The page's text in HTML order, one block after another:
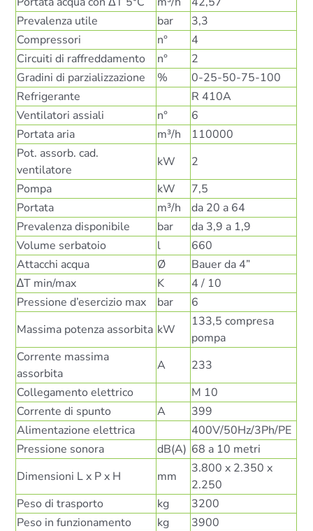
Prevalenza utile
bar
3,3
Compressori
n°
4
Circuiti di raffreddamento
n°
2
Gradini di parzializzazione
%
0-25-50-75-100
Refrigerante
R 410A
Ventilatori assiali
n°
6
Portata aria
m³/h
110000
Pot. assorb. cad.
ventilatore
kW
2
Pompa
kW
7,5
Portata
m³/h
da 20 a 64
Prevalenza disponibile
bar
da 3,9 a 1,9
Volume serbatoio
l
660
Attacchi acqua
Ø
Bauer da 4”
∆T min/max
K
4 / 10
Pressione d’esercizio max
bar
6
Massima potenza assorbita kW
133,5 compresa
pompa
Corrente massima
assorbita
A
233
Collegamento elettrico
M 10
Corrente di spunto
A
399
Alimentazione elettrica
400V/50Hz/3Ph/PE
Pressione sonora
dB(A) 68 a 10 metri
Dimensioni L x P x H
mm
3.800 x 2.350 x
2.250
Peso di trasporto
kg
3200
Peso in funzionamento
kg
3900